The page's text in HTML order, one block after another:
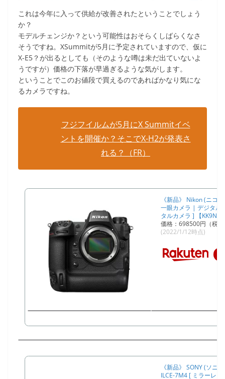
これは今年に入って供給が改善されたということでしょう
か？
モデルチェンジか？という可能性はおそらくしばらくなさ
そうですね。XSummitが5月に予定されていますので、仮に
X-E5？が出るとしても（そのような噂は未だ出ていないよ
うですが）価格の下落が早過ぎるような気がします。
ということでこのお値段で買えるのであればかなり気にな
るカメラですね。
フジフイルムが5月にX Summitイベ
ントを開催か？そこでX-H2が発表さ
れる？（FR）
《新品》 Nikon (ニコ
一眼カメラ | デジタル
タルカメラ ] 【
価格：698500円（税
(2022/1/12時点)
《新品》 SONY (ソニ
ILCE-7M4 [ ミラーレ